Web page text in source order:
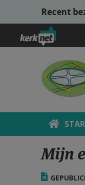
Overslaan en naar de
Recent
Mijn